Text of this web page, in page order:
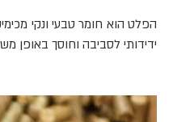
הפלט הוא חומר טבעי ונקי
ידידותי לסביבה וחוסך באופן